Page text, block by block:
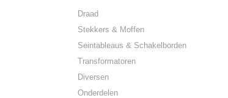
Draad
Stekkers & Moffen
Seintableaus & Schakelborden
Transformatoren
Diversen
Onderdelen